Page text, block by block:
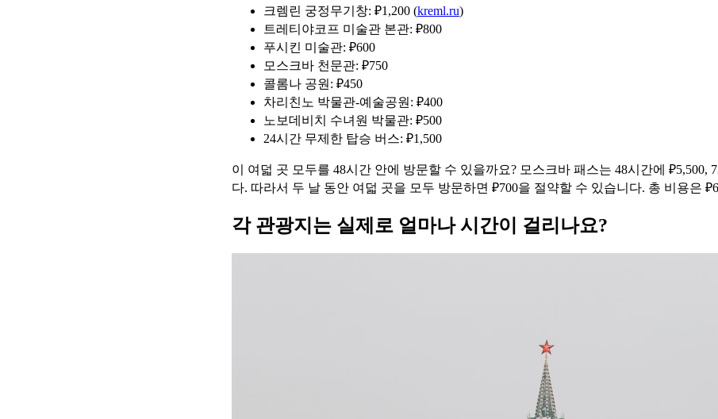
크렘린 궁정무기창: ₽1,200 (kreml.ru)
트레티야코프 미술관 본관: ₽800
푸시킨 미술관: ₽600
모스크바 천문관: ₽750
콜롬나 공원: ₽450
차리친노 박물관-예술공원: ₽400
노보데비치 수녀원 박물관: ₽500
24시간 무제한 탑승 버스: ₽1,500
이 여덟 곳 모두를 48시간 안에 방문할 수 있을까요? 모스크바 패스는 48시간에 ₽5,500,
다. 따라서 두 날 동안 여덟 곳을 모두 방문하면 ₽700을 절약할 수 있습니다. 총 비용은
각 관광지는 실제로 얼마나 시간이 걸리나요?